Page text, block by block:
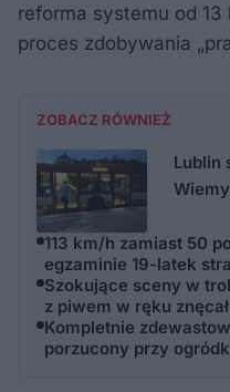
reforma systemu od
proces zdobywania
ZOBACZ RÓWNIEŻ
Lublin
113 km/h zamiast 50
egzaminie 19-latek
Szokujące sceny w
z piwem w ręku
Kompletnie
porzucony przy